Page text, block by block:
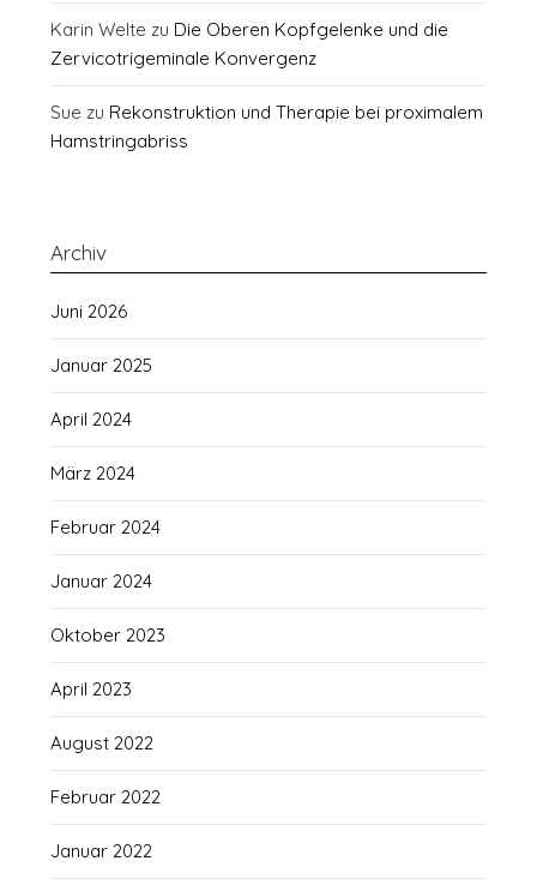
Karin Welte zu Die Oberen Kopfgelenke und die
Zervicotrigeminale Konvergenz
Sue zu Rekonstruktion und Therapie bei proximalem
Hamstringabriss
Archiv
Juni 2026
Januar 2025
April 2024
März 2024
Februar 2024
Januar 2024
Oktober 2023
April 2023
August 2022
Februar 2022
Januar 2022